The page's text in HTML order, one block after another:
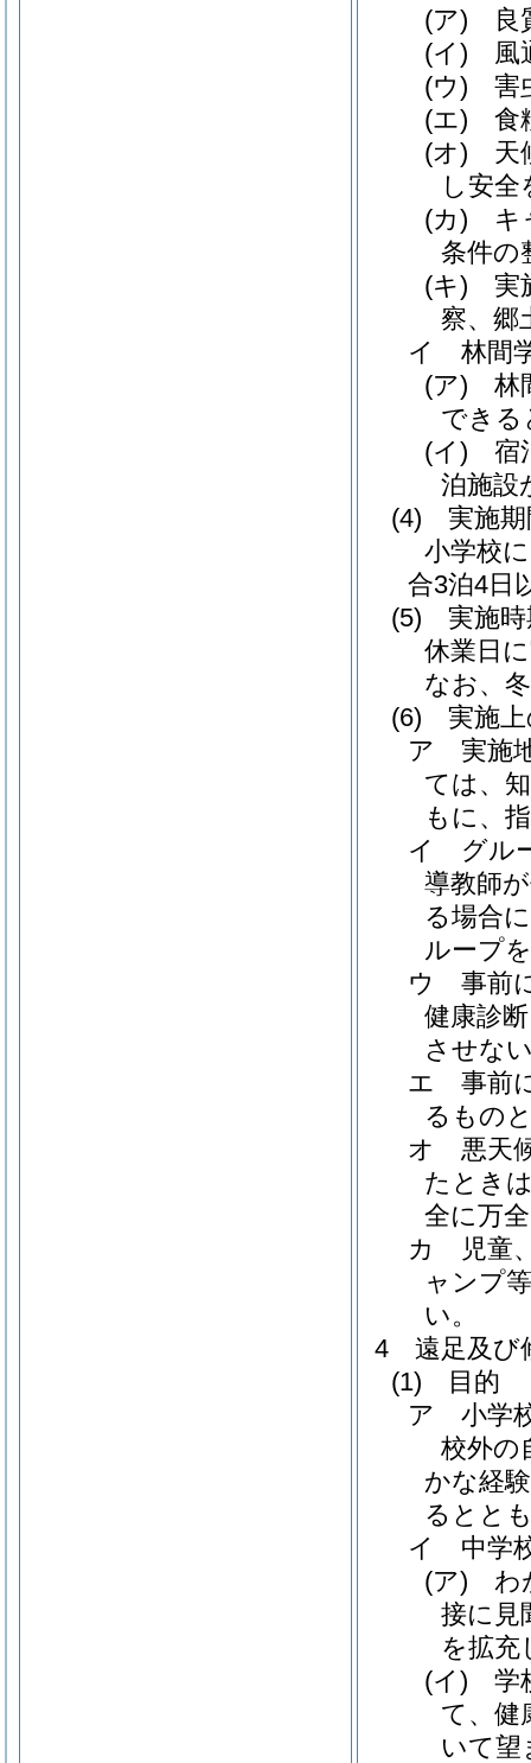
(ア) 良
(イ) 風
(ウ) 害
(エ) 食
(オ) 天
し安
(カ) キ
条件の
(キ) 実
察、郷
イ 林間
(ア) 林
できる
(イ) 宿
泊施設
(4) 実施期
小学校
合3泊4日
(5) 実施時
休業日
なお、
(6) 実施上
ア 実施
ては、
もに、
イ グル
導教師
る場合
ループ
ウ 事前
健康診
させな
エ 事前
るもの
オ 悪天
たとき
全に万
カ 児童
ャンプ
い。
4 遠足及び
(1) 目的
ア 小学
校外の
かな経
るとと
イ 中学
(ア) わ
接に見
を拡充
(イ) 学
て、健
いて望